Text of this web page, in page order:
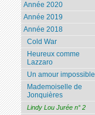
Année 2020
Année 2019
Année 2018
Cold War
Heureux comme
Lazzaro
Un amour impossible
Mademoiselle de
Jonquières
Lindy Lou Jurée n° 2